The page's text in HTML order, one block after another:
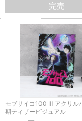
完売
モブサイコ100 Ⅲ アクリル
期ティザービジュアル